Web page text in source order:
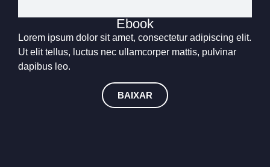
Ebook
Lorem ipsum dolor sit amet, consectetur adipiscing elit.
Ut elit tellus, luctus nec ullamcorper mattis, pulvinar
dapibus leo.
BAIXAR